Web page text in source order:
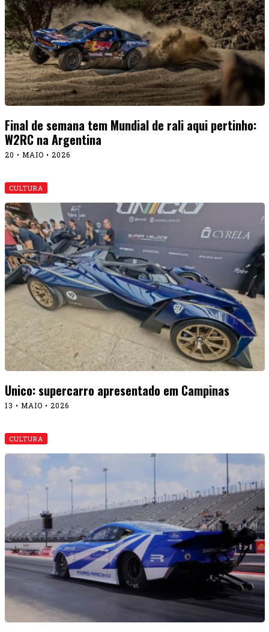
Final de semana tem Mundial de rali aqui pertinho:
W2RC na Argentina
20 • MAIO • 2026
CULTURA
Unico: supercarro apresentado em Campinas
13 • MAIO • 2026
CULTURA